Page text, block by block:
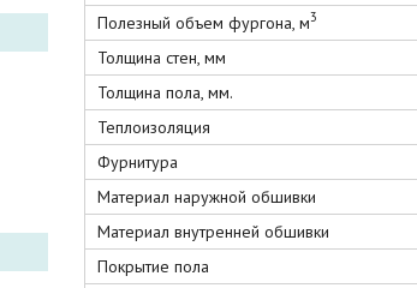
Полезный объем фургона, м3
Толщина стен, мм
Толщина пола, мм.
Теплоизоляция
Фурнитура
Материал наружной обшивки
Материал внутренней обшивки
Покрытие пола